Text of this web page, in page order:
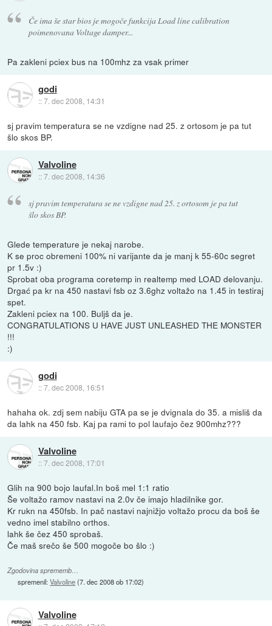
Če ima še star bios je mogoče funkcija Load line calibration
poimenovana Voltage damper...
Pa zakleni pciex bus na 100mhz za vsak primer
godi
::7. dec 2008, 14:31
sj pravim temperatura se ne vzdigne nad 25. z ortosom je pa tut
šlo skos BP.
Valvoline
::7. dec 2008, 14:36
sj pravim temperatura se ne vzdigne nad 25. z ortosom je pa tut
šlo skos BP.
Glede temperature je nekaj narobe.
K se proc obremeni 100% ni varijante da je manj k 55-60c segret
pr 1.5v :)
Sprobat oba programa coretemp in realtemp med LOAD delovanju.
Drgać pa kr na 450 nastavi fsb oz 3.6ghz voltažo na 1.45 in testiraj
spet.
Zakleni pciex na 100. Buljš da je.
CONGRATULATIONS U HAVE JUST UNLEASHED THE MONSTER
!!!
:)
godi
::7. dec 2008, 16:51
hahaha ok. zdj sem nabiju GTA pa se je dvignala do 35. a misliš da
da lahk na 450 fsb. Kaj pa rami to pol laufajo čez 900mhz???
Valvoline
::7. dec 2008, 17:01
Glih na 900 bojo laufal.In boš mel 1:1 ratio
Še voltažo ramov nastavi na 2.0v če imajo hladilnike gor.
Kr rukn na 450fsb. In pač nastavi najnižjo voltažo procu da boš še
vedno imel stabilno orthos.
lahk še čez 450 sprobaš.
Če maš srečo še 500 mogoče bo šlo :)
Zgodovina sprememb…
spremenil:Valvoline(7. dec 2008 ob 17:02)
Valvoline